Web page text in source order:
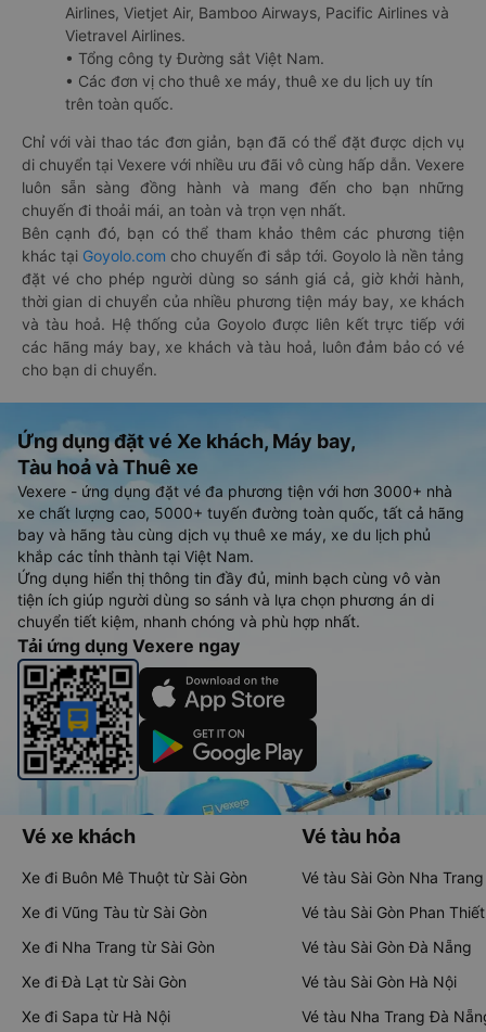
Airlines, Vietjet Air, Bamboo Airways, Pacific Airlines và
Vietravel Airlines.
• Tổng công ty Đường sắt Việt Nam.
• Các đơn vị cho thuê xe máy, thuê xe du lịch uy tín
trên toàn quốc.
Chỉ với vài thao tác đơn giản, bạn đã có thể đặt được dịch vụ
di chuyển tại Vexere với nhiều ưu đãi vô cùng hấp dẫn. Vexere
luôn sẵn sàng đồng hành và mang đến cho bạn những
chuyến đi thoải mái, an toàn và trọn vẹn nhất.
Bên cạnh đó, bạn có thể tham khảo thêm các phương tiện
khác tại Goyolo.com cho chuyến đi sắp tới. Goyolo là nền tảng
đặt vé cho phép người dùng so sánh giá cả, giờ khởi hành,
thời gian di chuyển của nhiều phương tiện máy bay, xe khách
và tàu hoả. Hệ thống của Goyolo được liên kết trực tiếp với
các hãng máy bay, xe khách và tàu hoả, luôn đảm bảo có vé
cho bạn di chuyển.
Ứng dụng đặt vé Xe khách, Máy bay,
Tàu hoả và Thuê xe
Vexere - ứng dụng đặt vé đa phương tiện với hơn 3000+ nhà
xe chất lượng cao, 5000+ tuyến đường toàn quốc, tất cả hãng
bay và hãng tàu cùng dịch vụ thuê xe máy, xe du lịch phủ
khắp các tỉnh thành tại Việt Nam.
Ứng dụng hiển thị thông tin đầy đủ, minh bạch cùng vô vàn
tiện ích giúp người dùng so sánh và lựa chọn phương án di
chuyển tiết kiệm, nhanh chóng và phù hợp nhất.
Tải ứng dụng Vexere ngay
Vé xe khách
Xe đi Buôn Mê Thuột từ Sài Gòn
Xe đi Vũng Tàu từ Sài Gòn
Xe đi Nha Trang từ Sài Gòn
Xe đi Đà Lạt từ Sài Gòn
Xe đi Sapa từ Hà Nội
Vé tàu hỏa
Vé tàu Sài Gòn Nha Trang
Vé tàu Sài Gòn Phan Thiết
Vé tàu Sài Gòn Đà Nẵng
Vé tàu Sài Gòn Hà Nội
Vé tàu Nha Trang Đà